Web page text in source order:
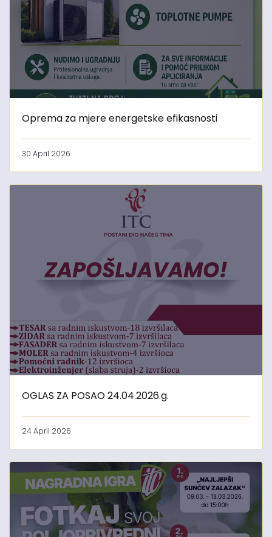
Oprema za mjere energetske efikasnosti
30 April 2026
OGLAS ZA POSAO 24.04.2026.g.
24 April 2026